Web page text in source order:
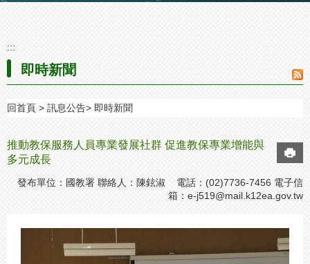
:::
即時新聞
回首頁 訊息公告 即時新聞
推動教保服務人員專業發展社群 促進教保專業增能與
多元成長
發布單位：國教署 聯絡人：陳鉉淑 電話：(02)7736-7456 電子信
箱： e-j519@mail.k12ea.gov.tw